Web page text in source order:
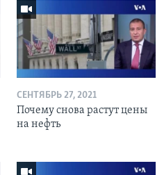
СЕНТЯБРЬ 27, 2021
Почему снова растут цены
на нефть